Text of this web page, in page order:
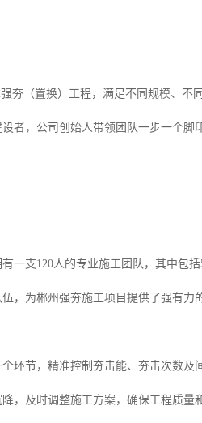
夯（置换）工程，满足不同规模、不
者，公司创始人带领团队一步一个脚
一支120人的专业施工团队，其中包
，为郴州强夯施工项目提供了强有力
环节，精准控制夯击能、夯击次数及
，及时调整施工方案，确保工程质量